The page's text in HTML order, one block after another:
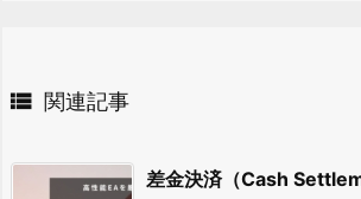
 関連記事
差金決済（Cash